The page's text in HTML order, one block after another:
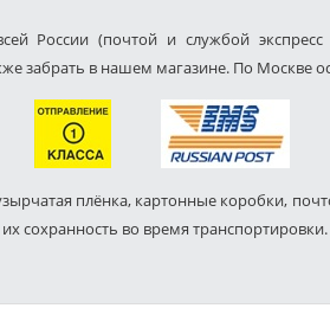
России (почтой и службой
забрать в нашем магазине. По Москве
плёнка, картонные коробки,
сохранность во время транспортировки.